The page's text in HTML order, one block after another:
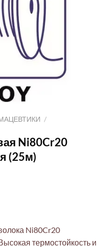
/
Ni80Cr20
(25м)
Ni80Cr20
термостойкость и